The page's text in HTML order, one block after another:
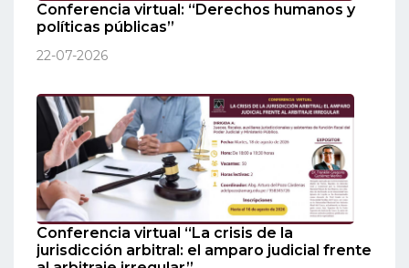
Conferencia virtual: “Derechos humanos y
políticas públicas”
22-07-2026
Conferencia virtual “La crisis de la
jurisdicción arbitral: el amparo judicial frente